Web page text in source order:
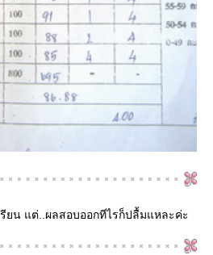
ยน แต่..ผลสอบออกทีไรก็ปลื้มแหละค่ะ